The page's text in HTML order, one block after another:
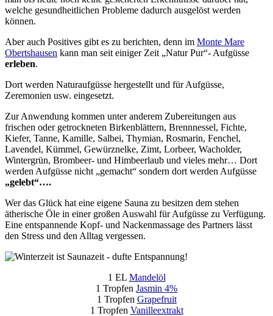
welche gesundheitlichen Probleme dadurch ausgelöst werden
können.
Aber auch Positives gibt es zu berichten, denn im Monte Mare
Obertshausen kann man seit einiger Zeit „Natur Pur“- Aufgüsse
erleben.
Dort werden Naturaufgüsse hergestellt und für Aufgüsse,
Zeremonien usw. eingesetzt.
Zur Anwendung kommen unter anderem Zubereitungen aus
frischen oder getrockneten Birkenblättern, Brennnessel, Fichte,
Kiefer, Tanne, Kamille, Salbei, Thymian, Rosmarin, Fenchel,
Lavendel, Kümmel, Gewürznelke, Zimt, Lorbeer, Wacholder,
Wintergrün, Brombeer- und Himbeerlaub und vieles mehr… Dort
werden Aufgüsse nicht „gemacht“ sondern dort werden Aufgüsse
„gelebt“….
Wer das Glück hat eine eigene Sauna zu besitzen dem stehen
ätherische Öle in einer großen Auswahl für Aufgüsse zu Verfügung.
Eine entspannende Kopf- und Nackenmassage des Partners lässt
den Stress und den Alltag vergessen.
1 EL Mandelöl
1 Tropfen Jasmin 4%
1 Tropfen Grapefruit
1 Tropfen Vanilleextrakt